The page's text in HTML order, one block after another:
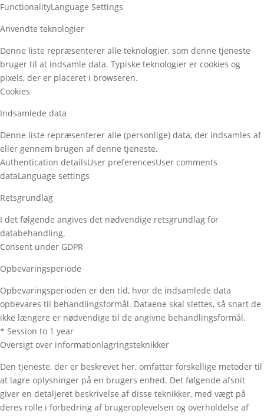
FunctionalityLanguage Settings
Anvendte teknologier
Denne liste repræsenterer alle teknologier, som denne tjeneste
bruger til at indsamle data. Typiske teknologier er cookies og
pixels, der er placeret i browseren.
Cookies
Indsamlede data
Denne liste repræsenterer alle (personlige) data, der indsamles af
eller gennem brugen af denne tjeneste.
Authentication detailsUser preferencesUser comments
dataLanguage settings
Retsgrundlag
I det følgende angives det nødvendige retsgrundlag for
databehandling.
Consent under GDPR
Opbevaringsperiode
Opbevaringsperioden er den tid, hvor de indsamlede data
opbevares til behandlingsformål. Dataene skal slettes, så snart de
ikke længere er nødvendige til de angivne behandlingsformål.
* Session to 1 year
Oversigt over informationlagringsteknikker
Den tjeneste, der er beskrevet her, omfatter forskellige metoder til
at lagre oplysninger på en brugers enhed. Det følgende afsnit
giver en detaljeret beskrivelse af disse teknikker, med vægt på
deres rolle i forbedring af brugeroplevelsen og overholdelse af